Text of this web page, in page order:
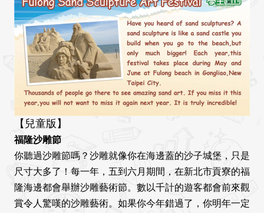
【兒童版】
福隆沙雕節
你聽過沙雕節嗎？沙雕就像你在海邊蓋的沙子城堡，只是
尺寸大多了！每一年，五到六月期間，在新北市貢寮的福
隆海邊都會舉辦沙雕藝術節。數以千計的遊客都會前來觀
賞令人驚嘆的沙雕藝術。如果你今年錯過了，你明年一定